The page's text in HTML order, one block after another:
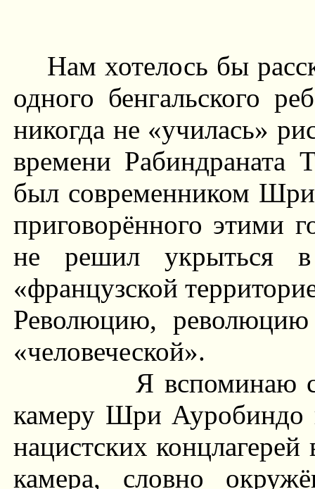
Нам хотелось бы
одного бенгальского
никогда не «училась»
времени Рабиндраната
был современником
приговорённого этими
не решил укрыться
«французской
Революцию,
«человеческой».
Я вспоминаю
камеру Шри Ауробиндо
нацистских
камера, словно